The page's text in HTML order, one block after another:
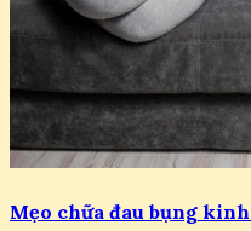
Mẹo chữa đau bụng